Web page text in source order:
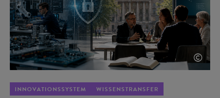
©
INNOVATIONSSYSTEM WISSENSTRANSFER